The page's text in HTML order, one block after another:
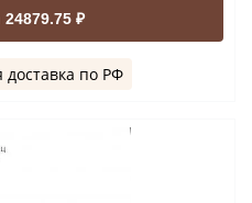
24879.75 ₽
доставка по РФ